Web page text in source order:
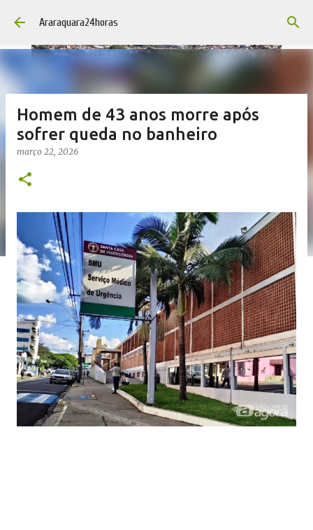
Pular para o conteúdo principal
Araraquara24horas
Homem de 43 anos morre após
sofrer queda no banheiro
março 22, 2026